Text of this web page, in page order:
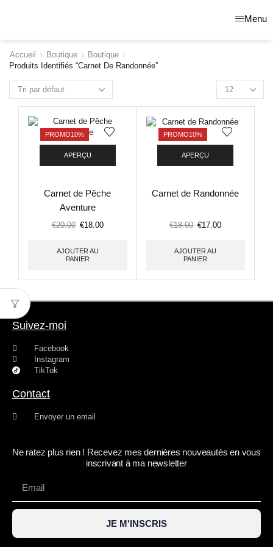
Menu
Accueil Boutique
Boutique
Produits Identifiés “carnet De Randonnée”
PROMO10%
APERÇU
Carnet de Pêche
Aventure
€20.00 €18.00
AJOUTER AU
PANIER
PROMO10%
APERÇU
Carnet de Randonnée
€18.90 €17.00
AJOUTER AU
PANIER
Suivez-moi
Facebook
Instagram
TikTok
Contact
Envoyer un email
Ne ratez plus rien ! Recevez mes dernières nouveautés en vous
inscrivant à ma newsletter
JE M'INSCRIS